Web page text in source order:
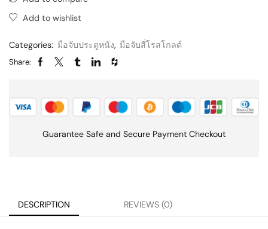
Add to wishlist
Categories: มือจับประตูหนัง, มือจับสี่โรสโกลด์
Share:
Guarantee Safe and Secure Payment Checkout
DESCRIPTION REVIEWS (0)